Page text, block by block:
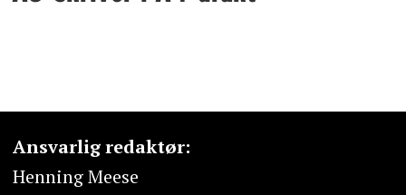
Ansvarlig redaktør:
Henning Meese